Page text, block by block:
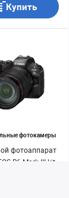
Купить
фотокамеры
фотоаппарат
R6 Mark III kit